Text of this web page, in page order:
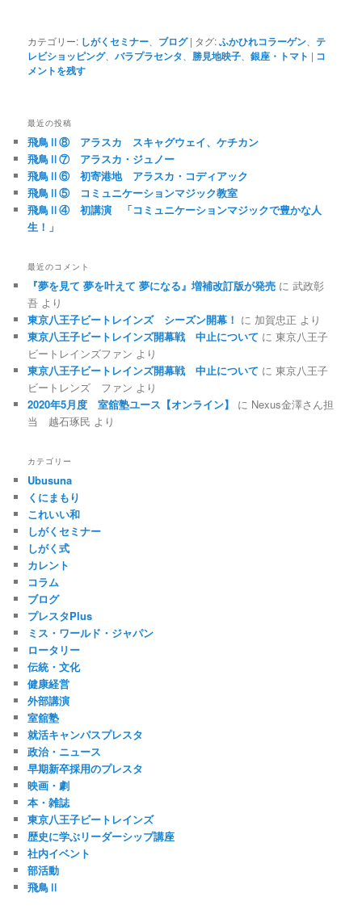
カテゴリー: しがくセミナー、 ブログ | タグ:ふかひれコラーゲン、テ
レビショッピング、バラプラセンタ、 勝見地映子、銀座・トマト | コ
メントを残す
最近の投稿
飛鳥Ⅱ⑧ アラスカ スキャグウェイ、ケチカン
飛鳥Ⅱ⑦ アラスカ・ジュノー
飛鳥Ⅱ⑥ 初寄港地 アラスカ・コディアック
飛鳥Ⅱ⑤ コミュニケーションマジック教室
飛鳥Ⅱ④ 初講演 「コミュニケーションマジックで豊かな人
生！」
最近のコメント
『夢を見て 夢を叶えて 夢になる』増補改訂版が発売 に武政彰
吾 より
東京八王子ビートレインズ シーズン開幕！ に 加賀忠正 より
東京八王子ビートレインズ開幕戦 中止について に東京八王子
ビートレインズファン より
東京八王子ビートレインズ開幕戦 中止について に東京八王子
ビートレンズ ファン より
2020年5月度 室舘塾ユース【オンライン】
に Nexus金澤さん担
当 越石琢民 より
カテゴリー
Ubusuna
くにまもり
これいい和
しがくセミナー
しがく式
カレント
コラム
ブログ
プレスタPlus
ミス・ワールド・ジャパン
ロータリー
伝統・文化
健康経営
外部講演
室舘塾
就活キャンパスプレスタ
政治・ニュース
早期新卒採用のプレスタ
映画・劇
本・雑誌
東京八王子ビートレインズ
歴史に学ぶリーダーシップ講座
社内イベント
部活動
飛鳥Ⅱ